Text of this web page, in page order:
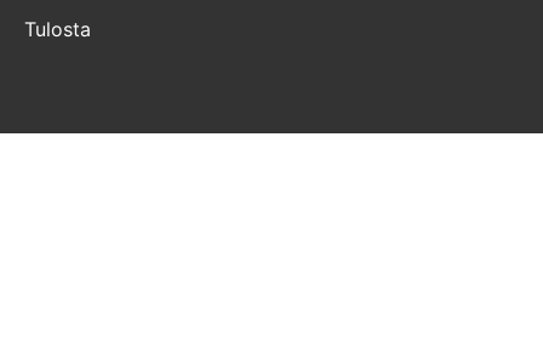
Tulosta